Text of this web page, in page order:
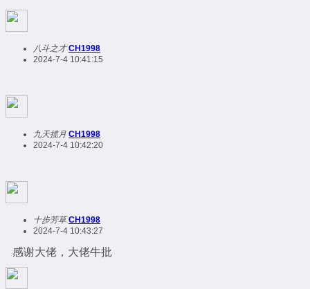
八斗之才 CH1998
2024-7-4 10:41:15
九天揽月 CH1998
2024-7-4 10:42:20
十步芳草 CH1998
2024-7-4 10:43:27
感谢大佬，大佬牛批